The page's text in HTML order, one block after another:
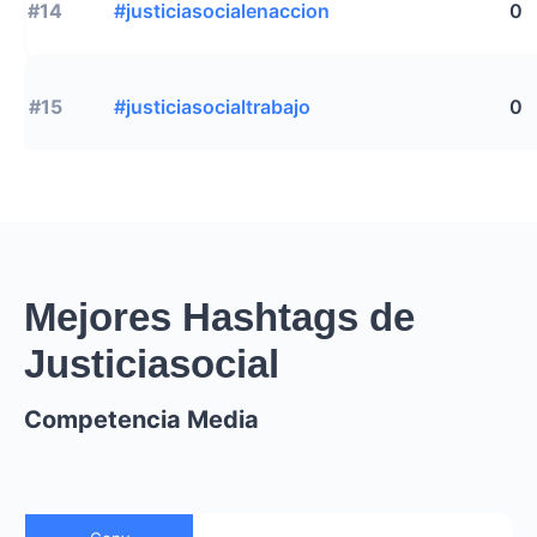
#14 #justiciasocialenaccion 0
#15 #justiciasocialtrabajo 0
Mejores Hashtags de
Justiciasocial
Competencia Media